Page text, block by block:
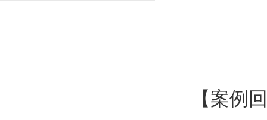
【案例